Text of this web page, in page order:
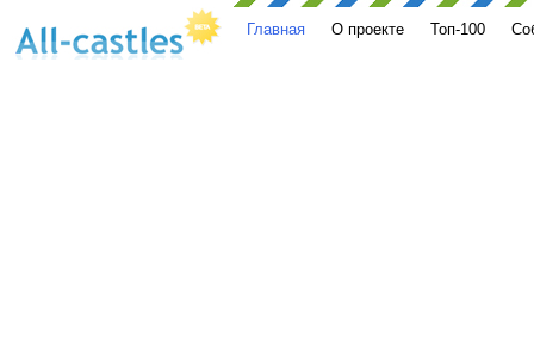
Главная О проекте Топ-100